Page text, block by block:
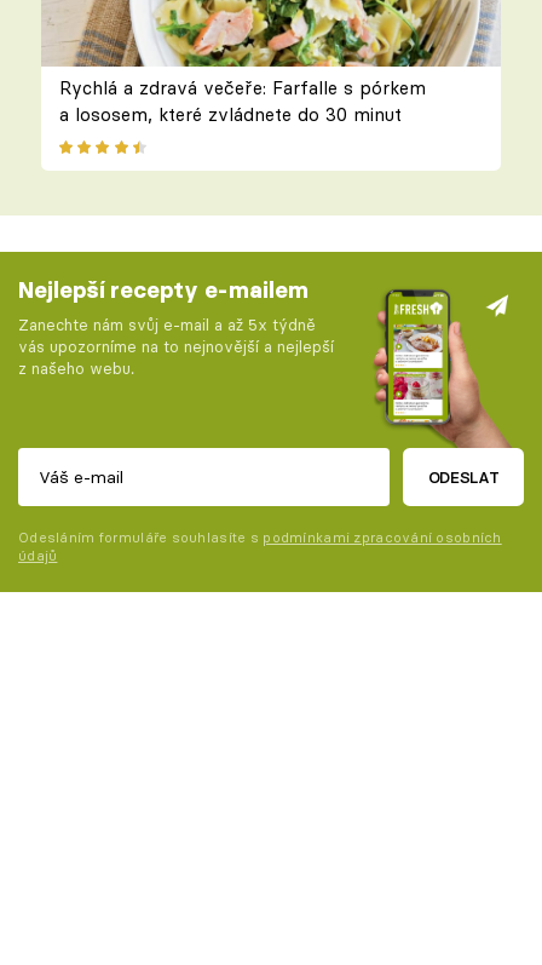
Rychlá a zdravá večeře: Farfalle s pórkem
a lososem, které zvládnete do 30 minut
Nejlepší recepty e-mailem
Zanechte nám svůj e-mail a až 5x týdně
vás upozorníme na to nejnovější a nejlepší
z našeho webu.
ODESLAT
Odesláním formuláře souhlasíte s podmínkami zpracování osobních
údajů